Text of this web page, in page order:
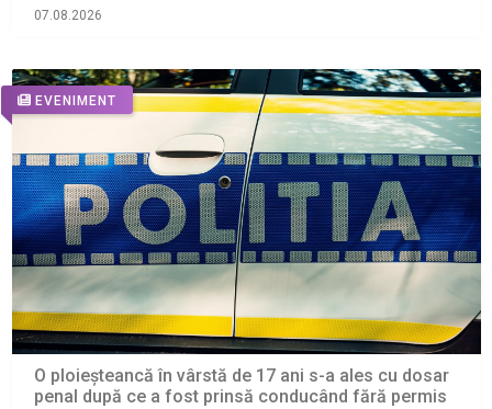
07.08.2026
EVENIMENT
O ploieșteancă în vârstă de 17 ani s-a ales cu dosar
penal după ce a fost prinsă conducând fără permis